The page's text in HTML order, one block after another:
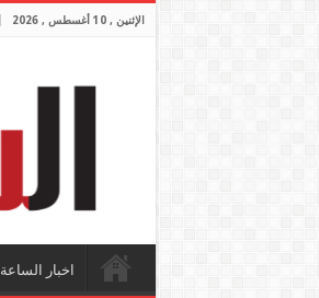
الإثنين , 10 أغسطس , 2026
اخبار الساعة